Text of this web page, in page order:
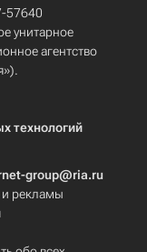
57640
унитарное
агентство
технологий
group@ria.ru
рекламы